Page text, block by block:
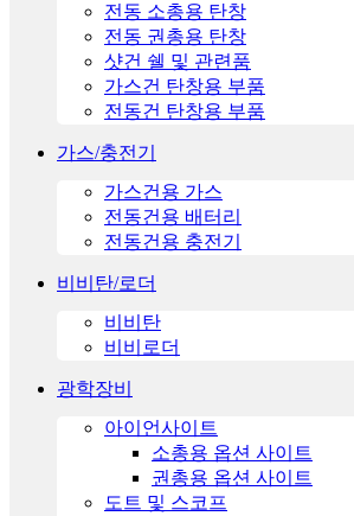
전동 소총용 탄창
전동 권총용 탄창
샷건 쉘 및 관련품
가스건 탄창용 부품
전동건 탄창용 부품
가스/충전기
가스건용 가스
전동건용 배터리
전동건용 충전기
비비탄/로더
비비탄
비비로더
광학장비
아이언사이트
소총용 옵션 사이트
권총용 옵션 사이트
도트 및 스코프